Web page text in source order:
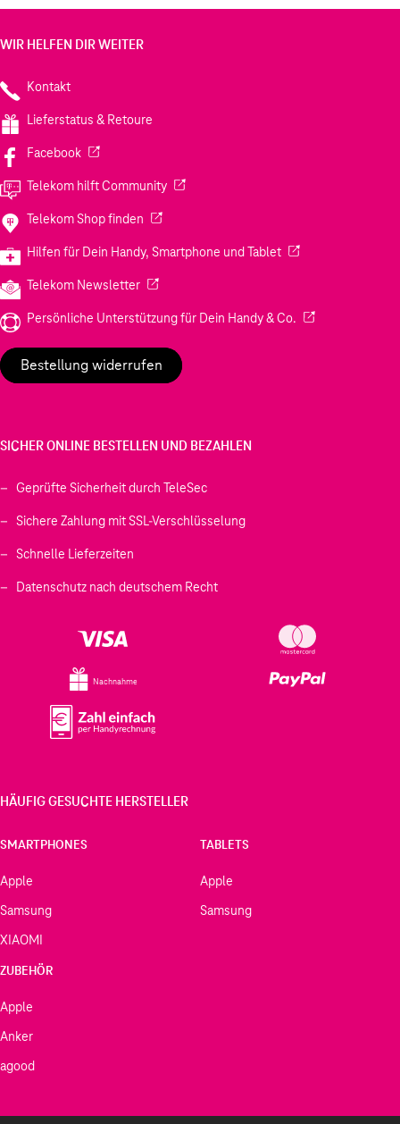
WIR HELFEN DIR WEITER
Kontakt
Lieferstatus & Retoure
Facebook(Wird in einem neuen Tab geöffnet)
Telekom hilft Community(Wird in einem neuen Tab geöffnet)
Telekom Shop finden (Wird in einem neuen Tab geöffnet)
Hilfen für Dein Handy, Smartphone und Tablet(Wird in einem
Telekom Newsletter(Wird in einem neuen Tab geöffnet)
Persönliche Unterstützung für Dein Handy & Co. (Wird in einem
Bestellung widerrufen
SICHER ONLINE BESTELLEN UND BEZAHLEN
Geprüfte Sicherheit durch TeleSec
Sichere Zahlung mit SSL-Verschlüsselung
Schnelle Lieferzeiten
Datenschutz nach deutschem Recht
Nachnahme
HÄUFIG GESUCHTE HERSTELLER
SMARTPHONES
Apple
Samsung
XIAOMI
TABLETS
Apple
Samsung
ZUBEHÖR
Apple
Anker
agood